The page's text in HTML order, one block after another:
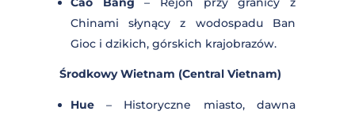
górach.
Ninh Binh– Znana jako„Ha Long na
lądzie”, region pełen krasowych
formacji skalnych, jaskiń i
Cao Bang– Rejon przy granicy z